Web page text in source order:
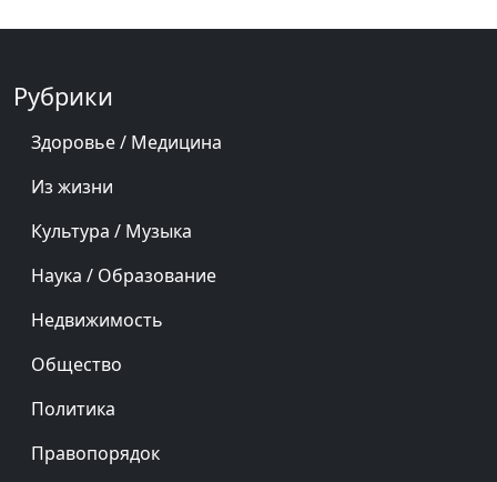
Рубрики
Здоровье / Медицина
Из жизни
Культура / Музыка
Наука / Образование
Недвижимость
Общество
Политика
Правопорядок